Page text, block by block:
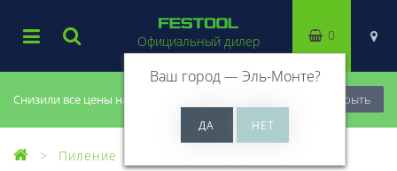
Снизили все цены на 20%, успей купить! Закрыть
Официальный дилер
Ваш город —Эль-Монте?
0
Пиление